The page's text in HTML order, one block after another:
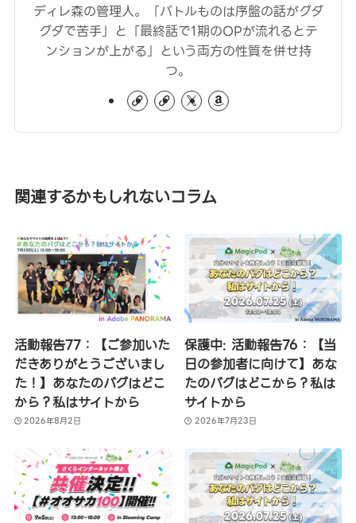
ディレ森の管理人。「バトルものは序盤の話がグダ
グダで苦手」と「最終話で1期のOPが流れるとテ
ンションが上がる」という両方の性質を併せ持
つ。
関連するかもしれないコラム
活動報告77：【ご参加いた
だきありがとうございまし
た！】あなたのバグはどこ
から？私はサイトから
2026年8月2日
保護中: 活動報告76：【当
日の参加者に向けて】あな
たのバグはどこから？私は
サイトから
2026年7月23日